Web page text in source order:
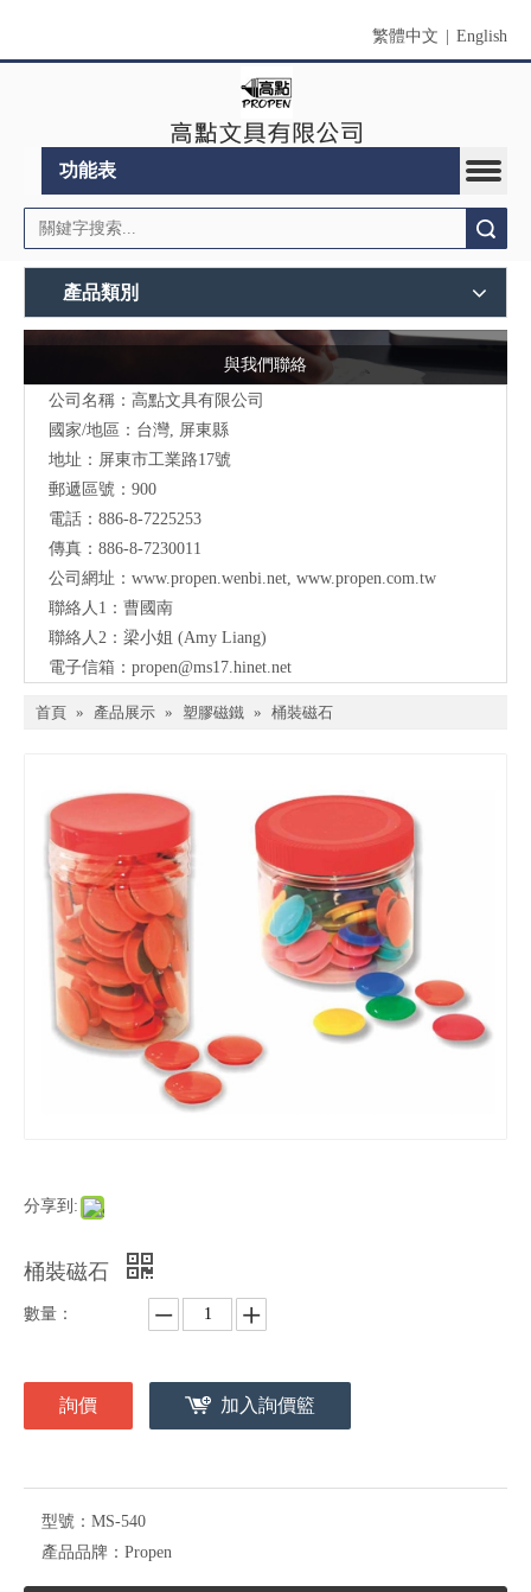
繁體中文 English
功能表
產品類別
與我們聯絡
公司名稱：高點文具有限公司
國家/地區：台灣, 屏東縣
地址： 屏東市工業路17號
郵遞區號：900
電話：886-8-7225253
傳真：886-8-7230011
公司網址： www.propen.wenbi.net www.propen.com.tw
聯絡人1：曹國南
聯絡人2：梁小姐 (Amy Liang)
電子信箱： propen@ms17.hinet.net
首頁 » 產品展示 » 塑膠磁鐵 » 桶裝磁石
分享到:
桶裝磁石
數量：
詢價 加入詢價籃
型號： MS-540
產品品牌： Propen